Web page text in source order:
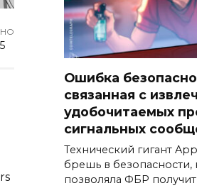
Ошибка
связанная с
удобочитаемых
сигнальных
Технический гигант
брешь в безопасности,
позволяла ФБР